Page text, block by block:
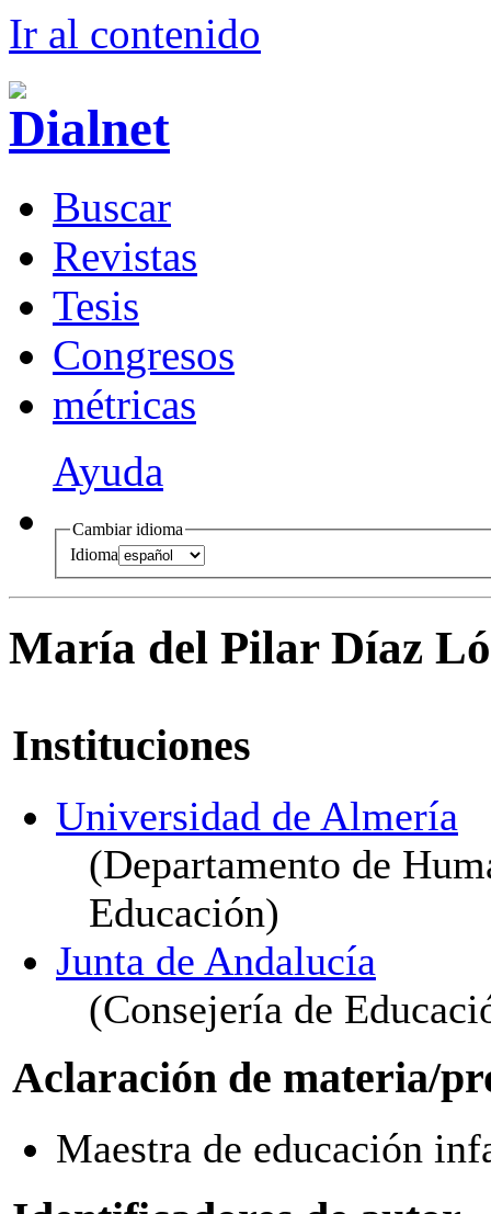
Ir al contenido
Buscar
Revistas
Tesis
Congresos
métricas
Ayuda
Cambiar idioma
Idioma
María del Pilar Díaz
Instituciones
Universidad de Almería
(Departamento de
Educación)
Junta de Andalucía
(Consejería de
Aclaración de materia/
Maestra de educación